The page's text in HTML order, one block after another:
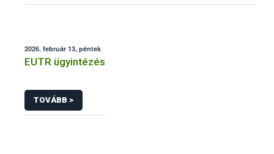
2026. február 13, péntek
EUTR ügyintézés
TOVÁBB >